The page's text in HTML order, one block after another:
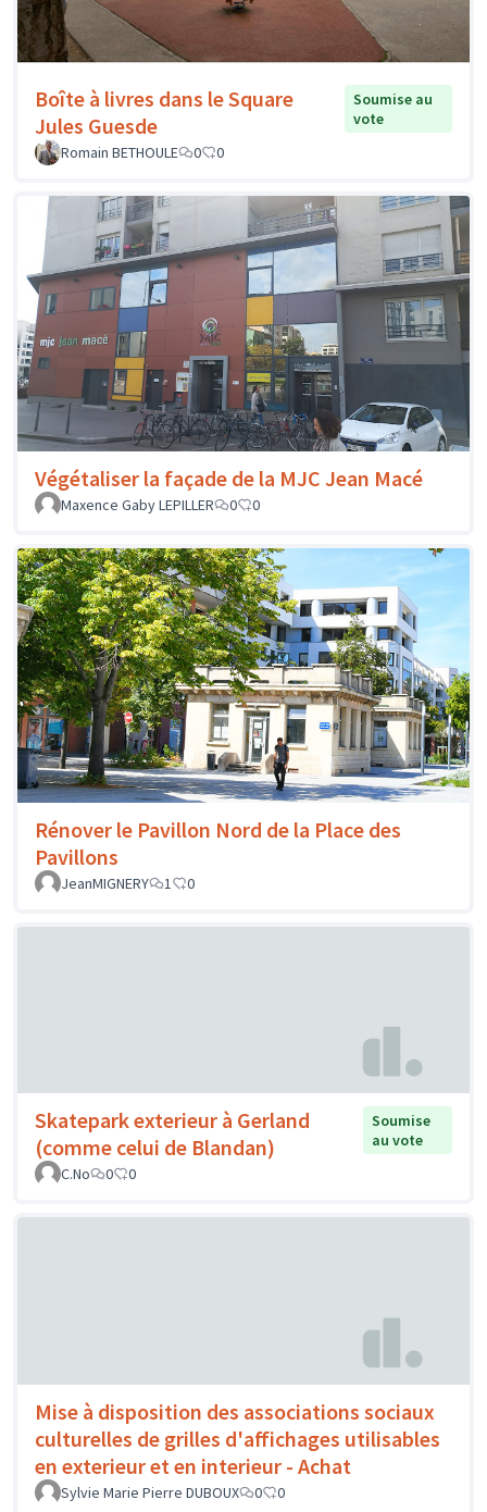
Boîte à livres dans le Square
Jules Guesde
Soumise au
vote
Romain BETHOULE
0 0
Végétaliser la façade de la MJC Jean Macé
Maxence Gaby LEPILLER 0 0
Rénover le Pavillon Nord de la Place des
Pavillons
JeanMIGNERY 1 0
Skatepark exterieur à Gerland
(comme celui de Blandan)
Soumise
au vote
C.No
0 0
Mise à disposition des associations sociaux
culturelles de grilles d'affichages utilisables
en exterieur et en interieur - Achat
Sylvie Marie Pierre DUBOUX 0 0